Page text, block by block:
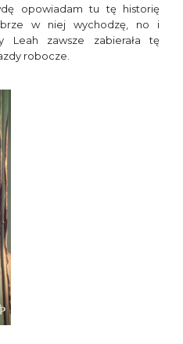
opowiadam tu tę historię
w niej wychodzę, no i
zawsze zabierała tę
robocze.